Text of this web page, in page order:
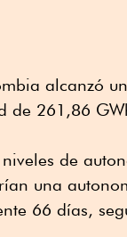
alcanzó
de 261,86
de
una
66 días,